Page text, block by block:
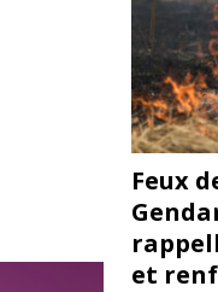
Feux
et